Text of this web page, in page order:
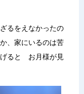
るをえなかったの
、家にいるのは苦
ると お月様が見